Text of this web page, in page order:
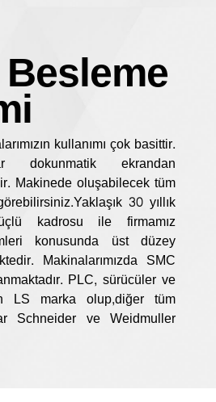
kullanımı çok basittir.
ekrandan
Makinede oluşabilecek tüm
30 yıllık
kadrosu ile firmamız
konusunda üst düzey
Makinalarımızda SMC
PLC, sürücüler ve
LS marka olup,diğer tüm
Schneider ve Weidmuller